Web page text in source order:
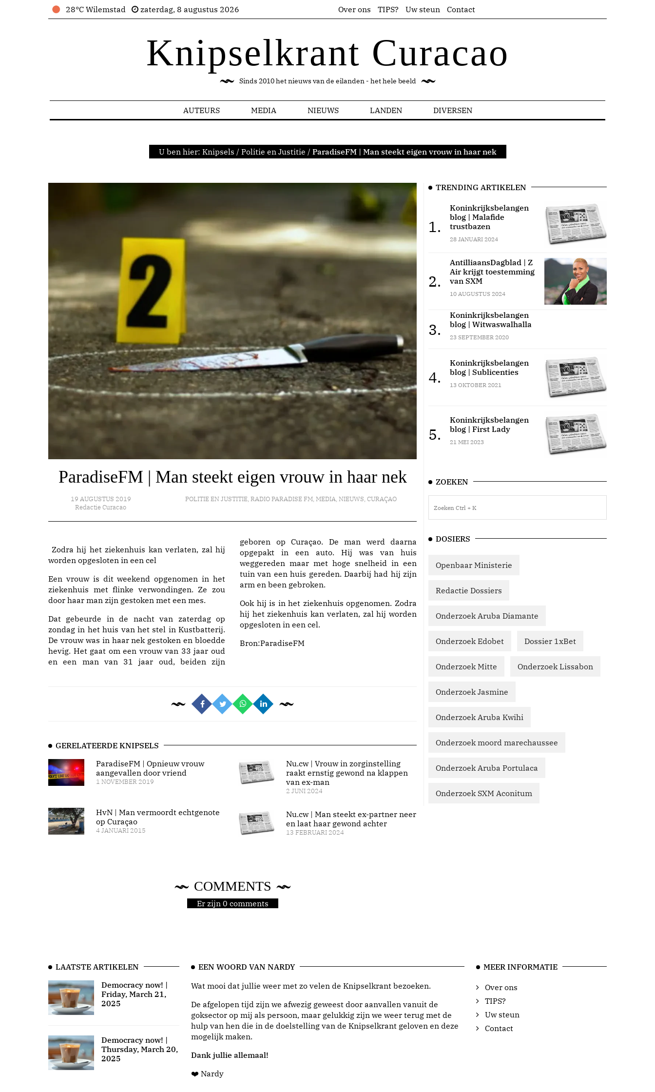
28°C Wilemstad zaterdag, 8 augustus 2026 Over ons TIPS? Uw steun Contact
Knipselkrant Curacao
Sinds 2010 het nieuws van de eilanden - het hele beeld
AUTEURS MEDIA NIEUWS LANDEN DIVERSEN
U ben hier: Knipsels / Politie en Justitie / ParadiseFM | Man steekt eigen vrouw in haar nek
ParadiseFM | Man steekt eigen vrouw in haar nek
19 AUGUSTUS 2019
Redactie Curacao
POLITIE EN JUSTITIE, RADIO PARADISE FM, MEDIA, NIEUWS, CURAÇAO
Zodra hij het ziekenhuis kan verlaten, zal hij
worden opgesloten in een cel
Een vrouw is dit weekend opgenomen in het
ziekenhuis met flinke verwondingen. Ze zou
door haar man zijn gestoken met een mes.
Dat gebeurde in de nacht van zaterdag op
zondag in het huis van het stel in Kustbatterij.
De vrouw was in haar nek gestoken en bloedde
hevig. Het gaat om een vrouw van 33 jaar oud
en een man van 31 jaar oud, beiden zijn
geboren op Curaçao. De man werd daarna
opgepakt in een auto. Hij was van huis
weggereden maar met hoge snelheid in een
tuin van een huis gereden. Daarbij had hij zijn
arm en been gebroken.
Ook hij is in het ziekenhuis opgenomen. Zodra
hij het ziekenhuis kan verlaten, zal hij worden
opgesloten in een cel.
Bron:ParadiseFM
GERELATEERDE KNIPSELS
ParadiseFM | Opnieuw vrouw
aangevallen door vriend
1 NOVEMBER 2019
HvN | Man vermoordt echtgenote
op Curaçao
4 JANUARI 2015
Nu.cw | Vrouw in zorginstelling
raakt ernstig gewond na klappen
van ex-man
2 JUNI 2024
Nu.cw | Man steekt ex-partner neer
en laat haar gewond achter
13 FEBRUARI 2024
COMMENTS
Er zijn 0 comments
TRENDING ARTIKELEN
1.
Koninkrijksbelangen
blog | Malafide
trustbazen
28 JANUARI 2024
2.
AntilliaansDagblad | Z
Air krijgt toestemming
van SXM
10 AUGUSTUS 2024
3.
Koninkrijksbelangen
blog | Witwaswalhalla
23 SEPTEMBER 2020
4.
Koninkrijksbelangen
blog | Sublicenties
13 OKTOBER 2021
5.
Koninkrijksbelangen
blog | First Lady
21 MEI 2023
ZOEKEN
DOSIERS
Openbaar Ministerie
Redactie Dossiers
Onderzoek Aruba Diamante
Onderzoek Edobet Dossier 1xBet
Onderzoek Mitte Onderzoek Lissabon
Onderzoek Jasmine
Onderzoek Aruba Kwihi
Onderzoek moord marechaussee
Onderzoek Aruba Portulaca
Onderzoek SXM Aconitum
LAATSTE ARTIKELEN
Democracy now! |
Friday, March 21,
2025
Democracy now! |
Thursday, March 20,
2025
EEN WOORD VAN NARDY
Wat mooi dat jullie weer met zo velen de Knipselkrant bezoeken.
De afgelopen tijd zijn we afwezig geweest door aanvallen vanuit de
goksector op mij als persoon, maar gelukkig zijn we weer terug met de
hulp van hen die in de doelstelling van de Knipselkrant geloven en deze
mogelijk maken.
Dank jullie allemaal!
❤️ Nardy
MEER INFORMATIE
Over ons
TIPS?
Uw steun
Contact